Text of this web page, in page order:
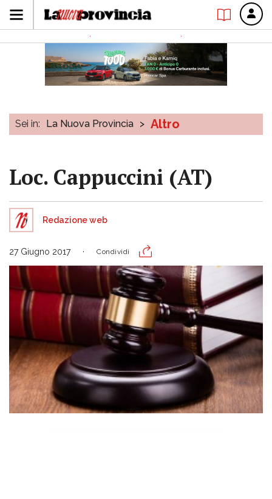
Sei in: La Nuova Provincia > Altro
Loc. Cappuccini (AT)
Redazione web
27 Giugno 2017 Condividi